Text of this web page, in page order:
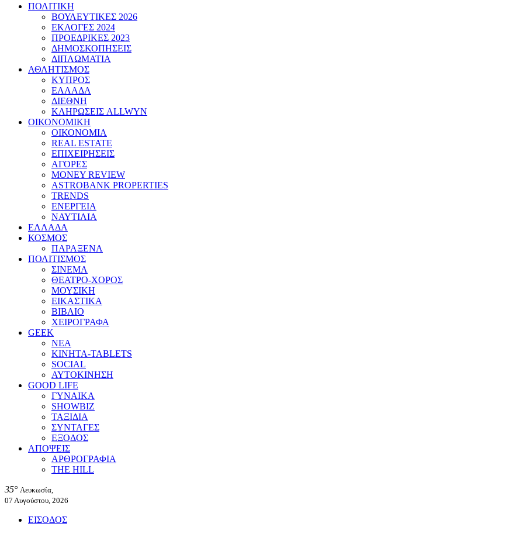
ΠΟΛΙΤΙΚΗ
ΒΟΥΛΕΥΤΙΚΕΣ 2026
ΕΚΛΟΓΕΣ 2024
ΠΡΟΕΔΡΙΚΕΣ 2023
ΔΗΜΟΣΚΟΠΗΣΕΙΣ
ΔΙΠΛΩΜΑΤΙΑ
ΑΘΛΗΤΙΣΜΟΣ
ΚΥΠΡΟΣ
ΕΛΛΑΔΑ
ΔΙΕΘΝΗ
ΚΛΗΡΩΣΕΙΣ ALLWYN
ΟΙΚΟΝΟΜΙΚΗ
ΟΙΚΟΝΟΜΙΑ
REAL ESTATE
ΕΠΙΧΕΙΡΗΣΕΙΣ
ΑΓΟΡΕΣ
MONEY REVIEW
ASTROBANK PROPERTIES
TRENDS
ΕΝΕΡΓΕΙΑ
ΝΑΥΤΙΛΙΑ
ΕΛΛΑΔΑ
ΚΟΣΜΟΣ
ΠΑΡΑΞΕΝΑ
ΠΟΛΙΤΙΣΜΟΣ
ΣΙΝΕΜΑ
ΘΕΑΤΡΟ-ΧΟΡΟΣ
ΜΟΥΣΙΚΗ
ΕΙΚΑΣΤΙΚΑ
ΒΙΒΛΙΟ
ΧΕΙΡΟΓΡΑΦΑ
GEEK
ΝΕΑ
ΚΙΝΗΤΑ-TABLETS
SOCIAL
ΑΥΤΟΚΙΝΗΣΗ
GOOD LIFE
ΓΥΝΑΙΚΑ
SHOWBIZ
ΤΑΞΙΔΙΑ
ΣΥΝΤΑΓΕΣ
ΕΞΟΔΟΣ
ΑΠΟΨΕΙΣ
ΑΡΘΡΟΓΡΑΦΙΑ
THE HILL
35° Λευκωσία,
07 Αυγούστου, 2026
ΕΙΣΟΔΟΣ